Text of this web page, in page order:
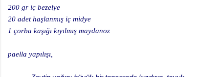
200 gr iç bezelye
20 adet haşlanmış iç midye
1 çorba kaşığı kıyılmış maydanoz
paella yapılışı,